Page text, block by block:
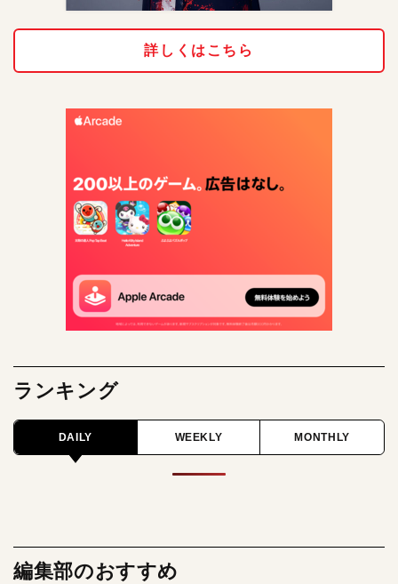
詳しくはこちら
ランキング
DAILY WEEKLY MONTHLY
編集部のおすすめ